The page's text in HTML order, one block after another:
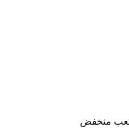
منخفض